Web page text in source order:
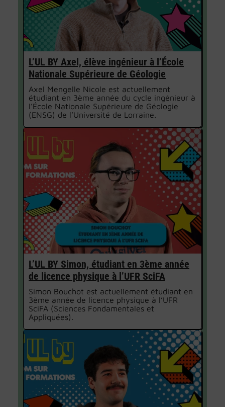
L’UL BY Axel, élève ingénieur à l’École
Nationale Supérieure de Géologie
Axel Mengelle Nicole est actuellement
étudiant en 3ème année du cycle ingénieur à
l’École Nationale Supérieure de Géologie
(ENSG) de l’Université de Lorraine.
L’UL BY Simon, étudiant en 3ème année
de licence physique à l’UFR SciFA
Simon Bouchot est actuellement étudiant en
3ème année de licence physique à l’UFR
SciFA (Sciences Fondamentales et
Appliquées).